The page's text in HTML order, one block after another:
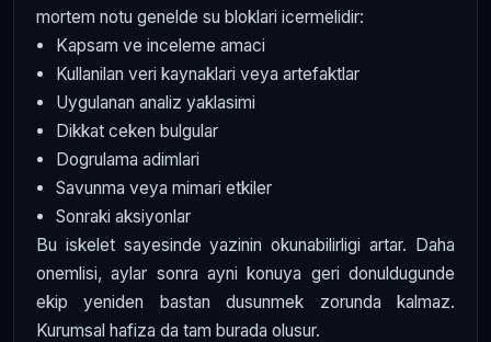
mortem notu genelde su bloklari icermelidir:
Kapsam ve inceleme amaci
Kullanilan veri kaynaklari veya artefaktlar
Uygulanan analiz yaklasimi
Dikkat ceken bulgular
Dogrulama adimlari
Savunma veya mimari etkiler
Sonraki aksiyonlar
Bu iskelet sayesinde yazinin okunabilirligi artar. Daha
onemlisi, aylar sonra ayni konuya geri donuldugunde
ekip yeniden bastan dusunmek zorunda kalmaz.
Kurumsal hafiza da tam burada olusur.